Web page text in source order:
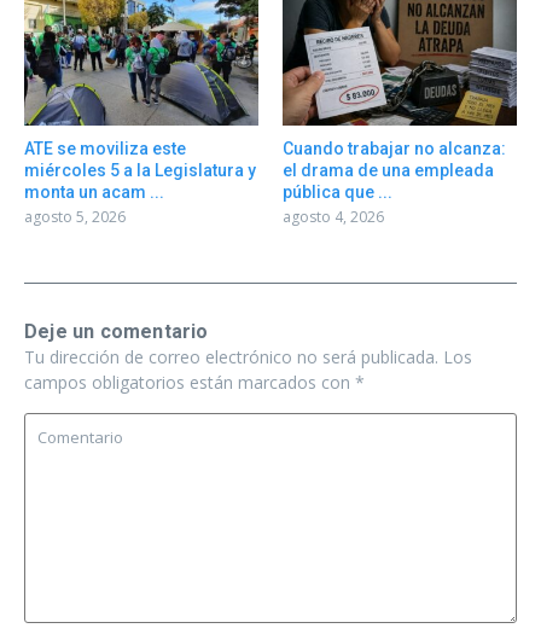
ATE se moviliza este
miércoles 5 a la Legislatura y
monta un acam ...
agosto 5, 2026
Cuando trabajar no alcanza:
el drama de una empleada
pública que ...
agosto 4, 2026
Deje un comentario
Tu dirección de correo electrónico no será publicada. Los
campos obligatorios están marcados con *